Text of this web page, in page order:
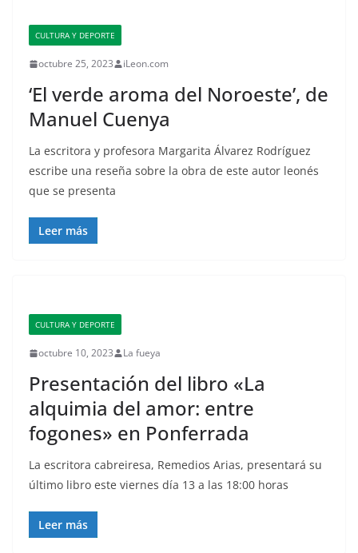
CULTURA Y DEPORTE
octubre 25, 2023 iLeon.com
‘El verde aroma del Noroeste’, de
Manuel Cuenya
La escritora y profesora Margarita Álvarez Rodríguez
escribe una reseña sobre la obra de este autor leonés
que se presenta
Leer más
CULTURA Y DEPORTE
octubre 10, 2023 La fueya
Presentación del libro «La
alquimia del amor: entre
fogones» en Ponferrada
La escritora cabreiresa, Remedios Arias, presentará su
último libro este viernes día 13 a las 18:00 horas
Leer más